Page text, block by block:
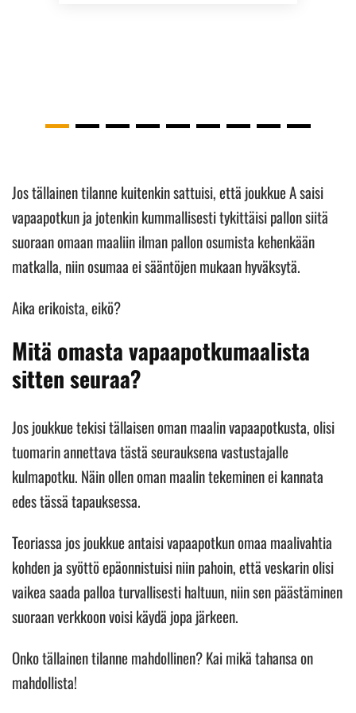
Jos tällainen tilanne kuitenkin sattuisi, että joukkue A saisi
vapaapotkun ja jotenkin kummallisesti tykittäisi pallon siitä
suoraan omaan maaliin ilman pallon osumista kehenkään
matkalla, niin osumaa ei sääntöjen mukaan hyväksytä.
Aika erikoista, eikö?
Mitä omasta vapaapotkumaalista
sitten seuraa?
Jos joukkue tekisi tällaisen oman maalin vapaapotkusta, olisi
tuomarin annettava tästä seurauksena vastustajalle
kulmapotku. Näin ollen oman maalin tekeminen ei kannata
edes tässä tapauksessa.
Teoriassa jos joukkue antaisi vapaapotkun omaa maalivahtia
kohden ja syöttö epäonnistuisi niin pahoin, että veskarin olisi
vaikea saada palloa turvallisesti haltuun, niin sen päästäminen
suoraan verkkoon voisi käydä jopa järkeen.
Onko tällainen tilanne mahdollinen? Kai mikä tahansa on
mahdollista!